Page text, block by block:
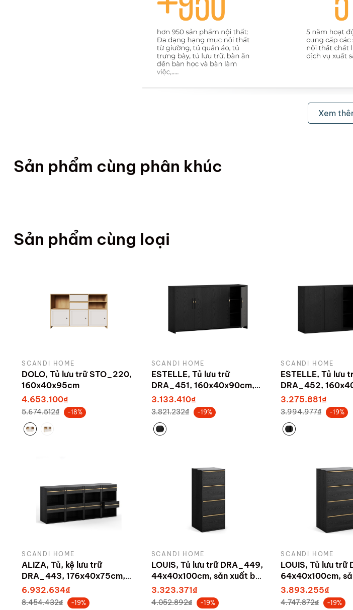
Xem
Sản phẩm cùng phân khúc
Sản phẩm cùng loại
SCANDI HOME
DOLO, Tủ lưu trữ STO_220,
160x40x95cm
4.653.100₫
5.674.512₫ -18%
SCANDI HOME
ESTELLE, Tủ lưu trữ
DRA_451, 160x40x90cm,
sản xuất bởi Scandi Home
3.133.410₫
3.821.232₫ -19%
SCANDI HOME
ESTELLE, Tủ lưu
DRA_452,
sản xuất bởi
3.275.881₫
3.994.977₫ -19%
SCANDI HOME
ALIZA, Tủ, kệ lưu trữ
DRA_443, 176x40x75cm,
sản xuất bởi Scandi Home
6.932.634₫
8.454.432₫ -19%
SCANDI HOME
LOUIS, Tủ lưu trữ DRA_449,
44x40x100cm, sản xuất bởi
Scandi Home
3.323.371₫
4.052.892₫ -19%
SCANDI HOME
LOUIS, Tủ lưu trữ
64x40x100cm,
Scandi Home
3.893.255₫
4.747.872₫ -19%